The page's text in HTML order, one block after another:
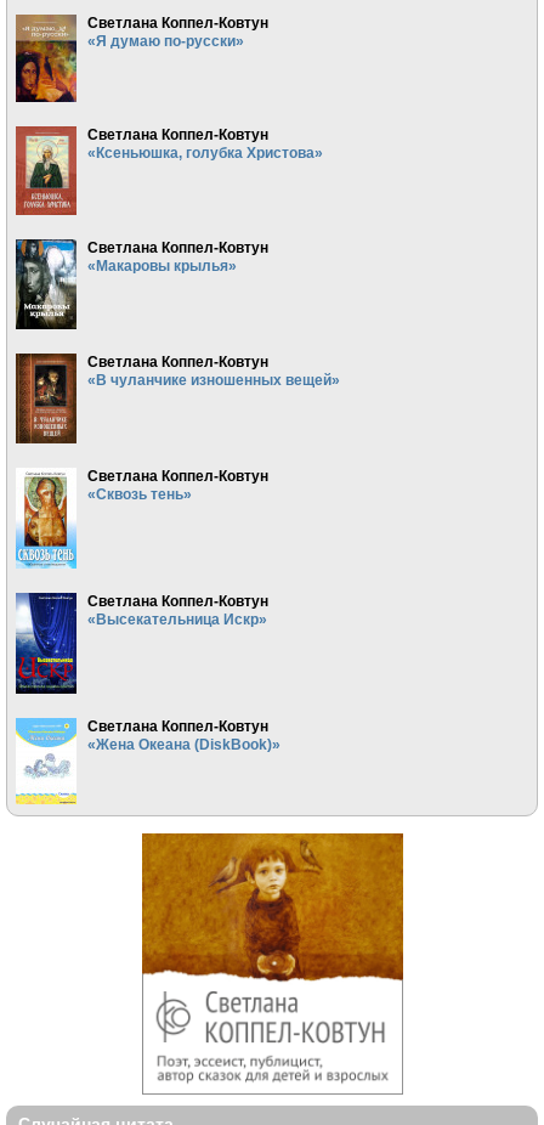
Светлана Коппел-Ковтун
«Я думаю по-русски»
Светлана Коппел-Ковтун
«Ксеньюшка, голубка Христова»
Светлана Коппел-Ковтун
«Макаровы крылья»
Светлана Коппел-Ковтун
«В чуланчике изношенных вещей»
Светлана Коппел-Ковтун
«Сквозь тень»
Светлана Коппел-Ковтун
«Высекательница Искр»
Светлана Коппел-Ковтун
«Жена Океана (DiskBook)»